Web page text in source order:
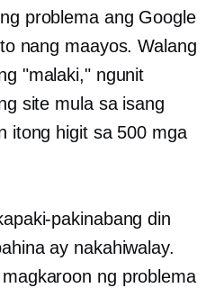
problema ang Google
nang maayos. Walang
"malaki," ngunit
site mula sa isang
itong higit sa 500 mga
pakinabang din
ay nakahiwalay.
ng problema